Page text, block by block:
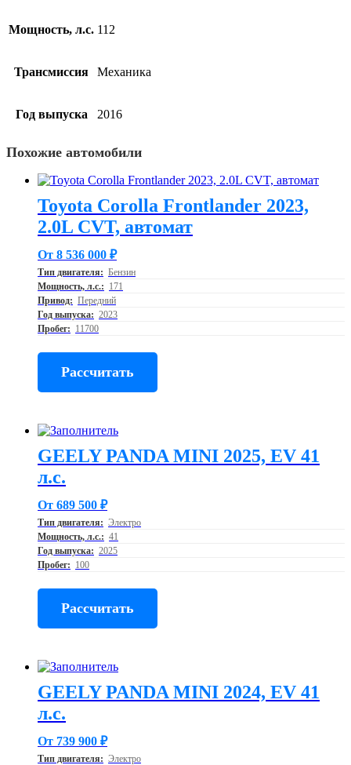
Мощность, л.с. 112
Трансмиссия Механика
Год выпуска 2016
Похожие автомобили
Toyota Corolla Frontlander 2023,
2.0L CVT, автомат
От 8 536 000 ₽
Тип двигателя: Бензин
Мощность, л.с.: 171
Привод: Передний
Год выпуска: 2023
Пробег: 11700
Рассчитать
GEELY PANDA MINI 2025, EV 41
л.с.
От 689 500 ₽
Тип двигателя: Электро
Мощность, л.с.: 41
Год выпуска: 2025
Пробег: 100
Рассчитать
GEELY PANDA MINI 2024, EV 41
л.с.
От 739 900 ₽
Тип двигателя: Электро